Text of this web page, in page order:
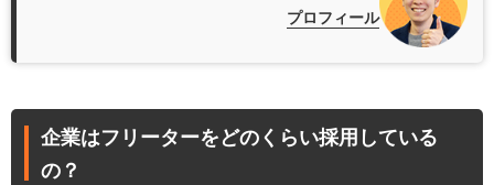
プロフィール
企業はフリーターをどのくらい採用している
の？